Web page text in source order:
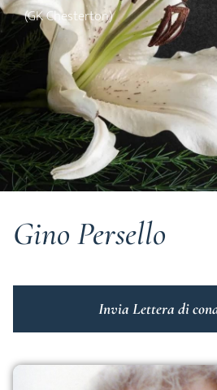
(GK Chesterton)
Gino Persello
Invia Lettera di